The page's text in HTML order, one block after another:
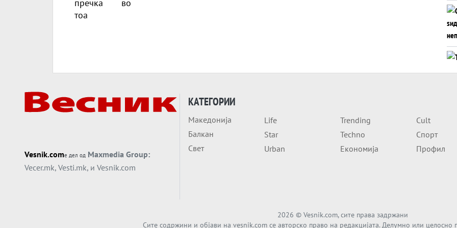
Vesnik.comе дел од Maxmedia Group:
Vecer.mk, Vesti.mk, и Vesnik.com
КАТЕГОРИИ
Македонија
Балкан
Свет
Life
Star
Urban
Trending
Techno
Економија
Cult
Спорт
Профил
2026 © Vesnik.com, сите права задржани
Сите содржини и објави на vesnik.com се авторско право на редакцијата. Делумно или целосно